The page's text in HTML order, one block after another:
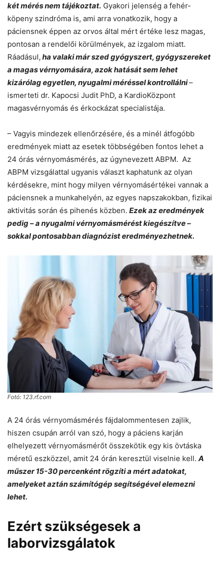
két mérés nem tájékoztat. Gyakori jelenség a fehér-
köpeny szindróma is, ami arra vonatkozik, hogy a
páciensnek éppen az orvos által mért értéke lesz magas,
pontosan a rendelői körülmények, az izgalom miatt.
Ráadásul, ha valaki már szed gyógyszert, gyógyszereket
a magas vérnyomására, azok hatását sem lehet
kizárólag egyetlen, nyugalmi méréssel kontrollálni–
ismerteti dr. Kapocsi Judit PhD, a KardioKözpont
magasvérnyomás és érkockázat specialistája.
– Vagyis mindezek ellenőrzésére, és a minél átfogóbb
eredmények miatt az esetek többségében fontos lehet a
24 órás vérnyomásmérés, az úgynevezett ABPM. Az
ABPM vizsgálattal ugyanis választ kaphatunk az olyan
kérdésekre, mint hogy milyen vérnyomásértékei vannak a
páciensnek a munkahelyén, az egyes napszakokban, fizikai
aktivitás során és pihenés közben. Ezek az eredmények
pedig – a nyugalmi vérnyomásmérést kiegészítve –
sokkal pontosabban diagnózist eredményezhetnek.
Fotó: 123.rf.com
A 24 órás vérnyomásmérés fájdalommentesen zajlik,
hiszen csupán arról van szó, hogy a páciens karján
elhelyezett vérnyomásmérőt összekötik egy kis övtáska
méretű eszközzel, amit 24 órán keresztül viselnie kell. A
műszer 15-30 percenként rögzíti a mért adatokat,
amelyeket aztán számítógép segítségével elemezni
lehet.
Ezért szükségesek a
laborvizsgálatok